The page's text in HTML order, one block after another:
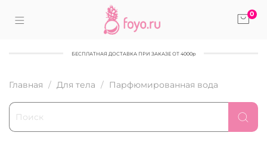
0
БЕСПЛАТНАЯ ДОСТАВКА ПРИ ЗАКАЗЕ ОТ 4000р
Главная Для тела Парфюмированная вода